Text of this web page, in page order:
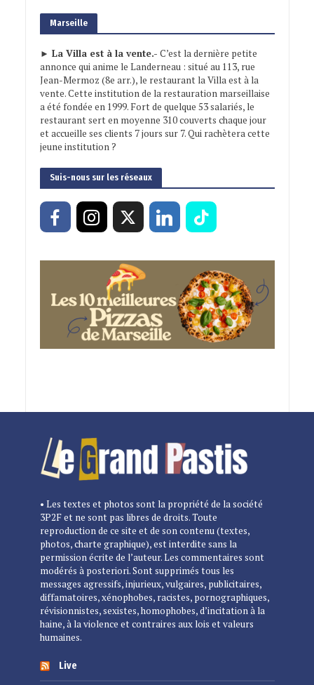
Marseille
► La Villa est à la vente.- C’est la dernière petite
annonce qui anime le Landerneau : situé au 113, rue
Jean-Mermoz (8e arr.), le restaurant la Villa est à la
vente. Cette institution de la restauration marseillaise
a été fondée en 1999. Fort de quelque 53 salariés, le
restaurant sert en moyenne 310 couverts chaque jour
et accueille ses clients 7 jours sur 7. Qui rachètera cette
jeune institution ?
Suis-nous sur les réseaux
• Les textes et photos sont la propriété de la société
3P2F et ne sont pas libres de droits. Toute
reproduction de ce site et de son contenu (textes,
photos, charte graphique), est interdite sans la
permission écrite de l’auteur. Les commentaires sont
modérés à posteriori. Sont supprimés tous les
messages agressifs, injurieux, vulgaires, publicitaires,
diffamatoires, xénophobes, racistes, pornographiques,
révisionnistes, sexistes, homophobes, d’incitation à la
haine, à la violence et contraires aux lois et valeurs
humaines.
Live